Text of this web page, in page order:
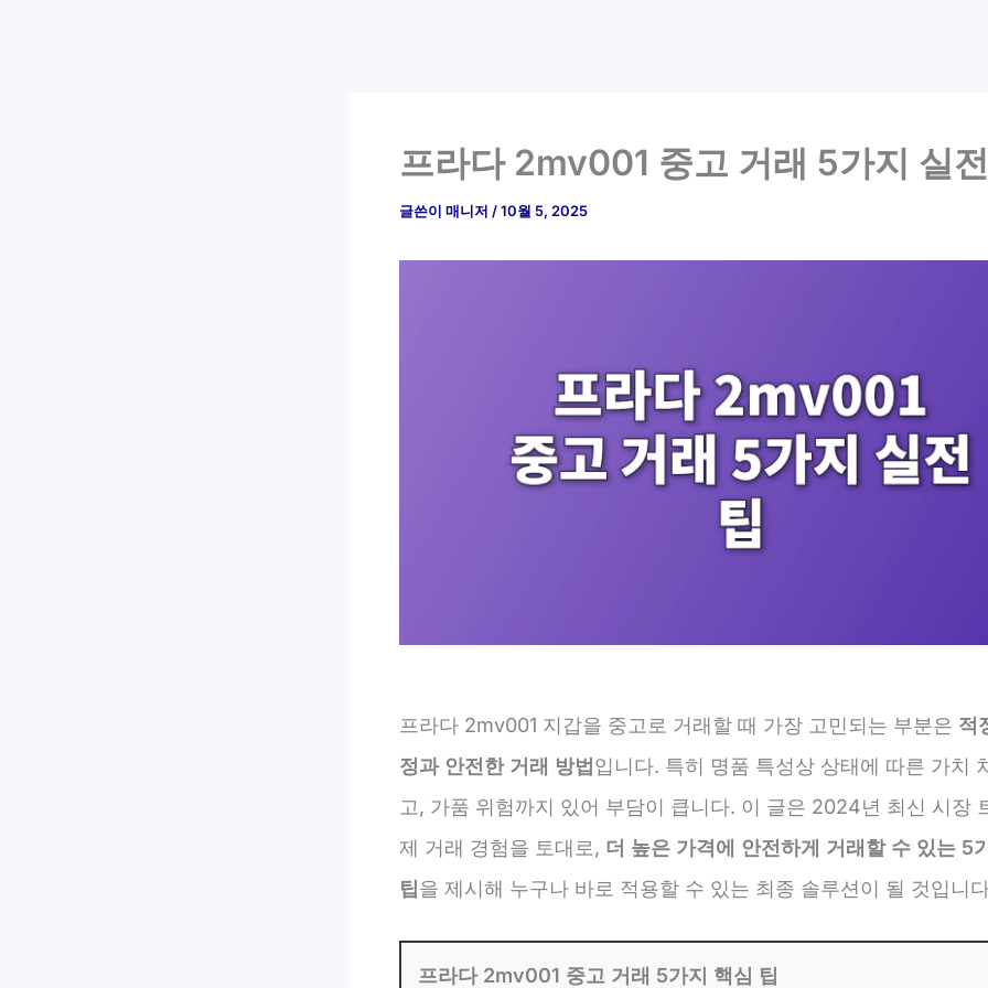
프라다 2mv001 중고 거래 5가지 실
글쓴이 매니저 /10월 5, 2025
프라다 2mv001 지갑을 중고로 거래할 때 가장 고민되는 부분은 적
정과 안전한 거래 방법입니다. 특히 명품 특성상 상태에 따른 가치
고, 가품 위험까지 있어 부담이 큽니다. 이 글은 2024년 최신 시장
제 거래 경험을 토대로, 더 높은 가격에 안전하게 거래할 수 있는 5
팁을 제시해 누구나 바로 적용할 수 있는 최종 솔루션이 될 것입니
프라다 2mv001 중고 거래 5가지 핵심 팁